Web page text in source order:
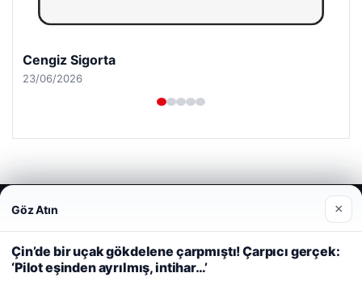
Cengiz Sigorta
23/06/2026
© 2026 Dijital Hayat – Güncel Haberler
Web sitemizi nasıl kullandığınızı daha iyi anlayabilmek,
deneyiminizi kişiselleştirmek ve geliştirmek amacıyla çerezler
kullanıyoruz.
Çerez Politikamız
Reddet Kabul Et
Göz Atın ×
Çin’de bir uçak gökdelene çarpmıştı! Çarpıcı gerçek:
‘Pilot eşinden ayrılmış, intihar…’